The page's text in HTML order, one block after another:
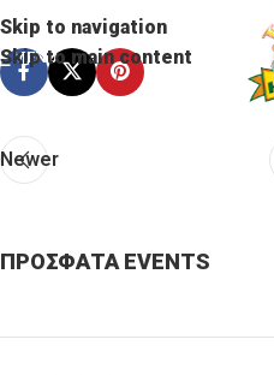
Skip to navigation
Skip to main content
MENU
Newer
ΠΡΟΣΦΑΤΑ EVENTS